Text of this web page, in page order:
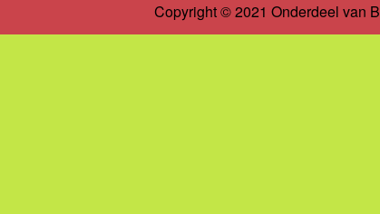
Copyright © 2021 Onderdeel van